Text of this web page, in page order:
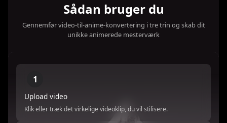
Sådan bruger du
Gennemfør video-til-anime-konvertering i tre trin og skab dit
unikke animerede mesterværk
1
Upload video
Klik eller træk det virkelige videoklip, du vil stilisere.